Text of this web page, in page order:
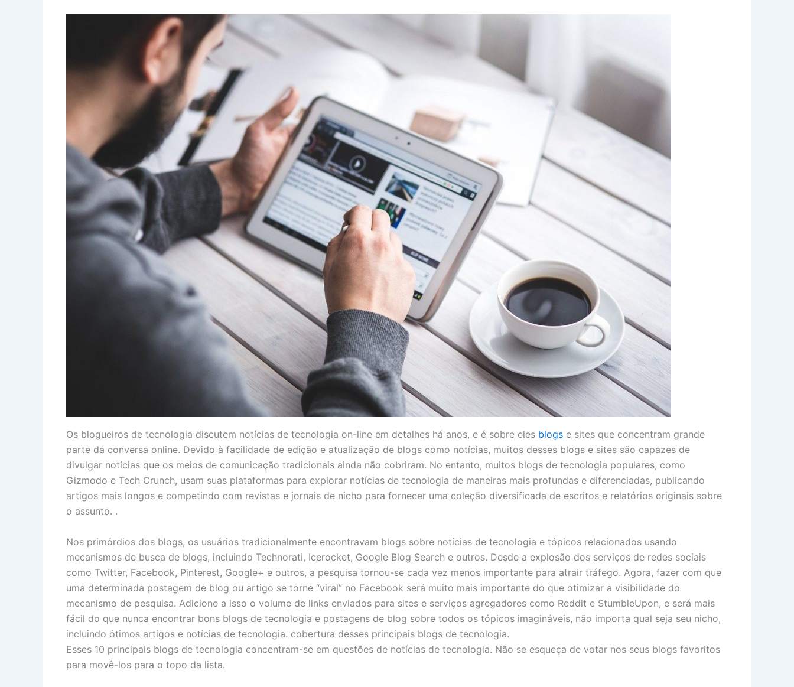
Os blogueiros de tecnologia discutem notícias de tecnologia on-line em detalhes há anos, e é sobre eles blogs e sites que concentram grande
parte da conversa online. Devido à facilidade de edição e atualização de blogs como notícias, muitos desses blogs e sites são capazes de
divulgar notícias que os meios de comunicação tradicionais ainda não cobriram. No entanto, muitos blogs de tecnologia populares, como
Gizmodo e Tech Crunch, usam suas plataformas para explorar notícias de tecnologia de maneiras mais profundas e diferenciadas, publicando
artigos mais longos e competindo com revistas e jornais de nicho para fornecer uma coleção diversificada de escritos e relatórios originais sobre
o assunto. .
Nos primórdios dos blogs, os usuários tradicionalmente encontravam blogs sobre notícias de tecnologia e tópicos relacionados usando
mecanismos de busca de blogs, incluindo Technorati, Icerocket, Google Blog Search e outros. Desde a explosão dos serviços de redes sociais
como Twitter, Facebook, Pinterest, Google+ e outros, a pesquisa tornou-se cada vez menos importante para atrair tráfego. Agora, fazer com que
uma determinada postagem de blog ou artigo se torne “viral” no Facebook será muito mais importante do que otimizar a visibilidade do
mecanismo de pesquisa. Adicione a isso o volume de links enviados para sites e serviços agregadores como Reddit e StumbleUpon, e será mais
fácil do que nunca encontrar bons blogs de tecnologia e postagens de blog sobre todos os tópicos imagináveis, não importa qual seja seu nicho,
incluindo ótimos artigos e notícias de tecnologia. cobertura desses principais blogs de tecnologia.
Esses 10 principais blogs de tecnologia concentram-se em questões de notícias de tecnologia. Não se esqueça de votar nos seus blogs favoritos
para movê-los para o topo da lista.